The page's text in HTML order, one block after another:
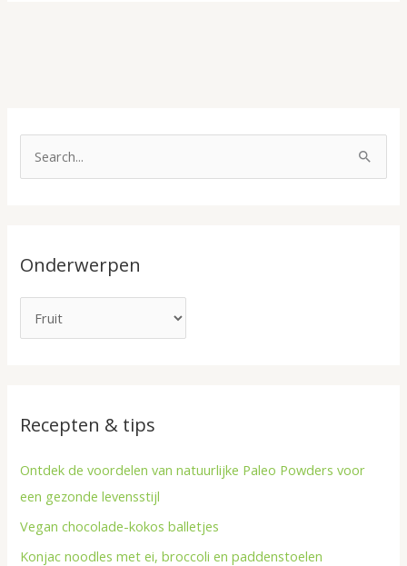
o
n
r
Onderwerpen
e
r
Recepten & tips
Ontdek de voordelen van natuurlijke Paleo Powders voor
een gezonde levensstijl
Vegan chocolade-kokos balletjes
Konjac noodles met ei, broccoli en paddenstoelen